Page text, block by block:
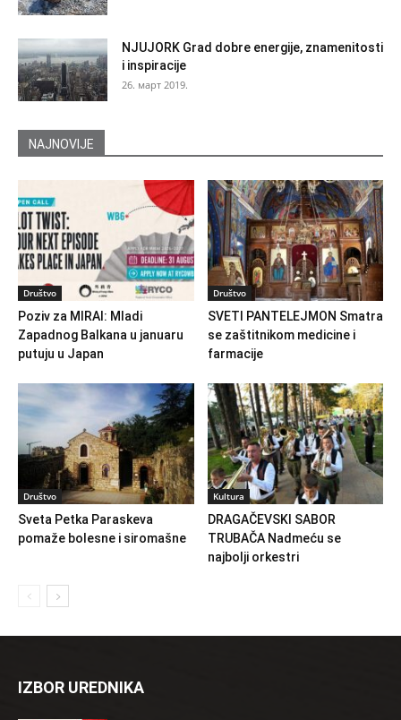
NJUJORK Grad dobre energije, znamenitosti
i inspiracije
26. март 2019.
NAJNOVIJE
Društvo
Poziv za MIRAI: Mladi
Zapadnog Balkana u januaru
putuju u Japan
Društvo
SVETI PANTELEJMON Smatra
se zaštitnikom medicine i
farmacije
Društvo
Sveta Petka Paraskeva
pomaže bolesne i siromašne
Kultura
DRAGAČEVSKI SABOR
TRUBAČA Nadmeću se
najbolji orkestri
IZBOR UREDNIKA